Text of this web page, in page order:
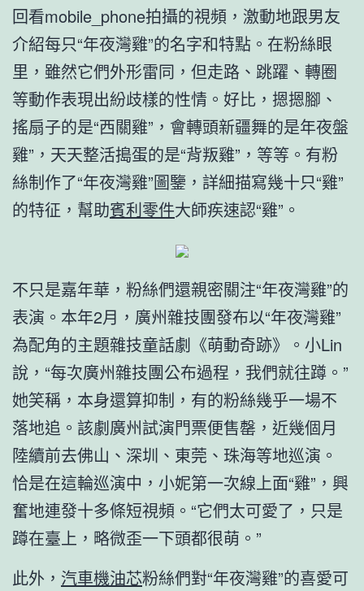
回看mobile_phone拍攝的視頻，激動地跟男友
介紹每只“年夜灣雞”的名字和特點。在粉絲眼
里，雖然它們外形雷同，但走路、跳躍、轉圈
等動作表現出紛歧樣的性情。好比，摁摁腳、
搖扇子的是“西關雞”，會轉頭新疆舞的是年夜盤
雞”，天天整活搗蛋的是“背叛雞”，等等。有粉
絲制作了“年夜灣雞”圖鑒，詳細描寫幾十只“雞”
的特征，幫助賓利零件大師疾速認“雞”。
不只是嘉年華，粉絲們還親密關注“年夜灣雞”的
表演。本年2月，廣州雜技團發布以“年夜灣雞”
為配角的主題雜技童話劇《萌動奇跡》。小Lin
說，“每次廣州雜技團公布過程，我們就往蹲。”
她笑稱，本身還算抑制，有的粉絲幾乎一場不
落地追。該劇廣州試演門票便售罄，近幾個月
陸續前去佛山、深圳、東莞、珠海等地巡演。
恰是在這輪巡演中，小妮第一次線上面“雞”，興
奮地連發十多條短視頻。“它們太可愛了，只是
蹲在臺上，略微歪一下頭都很萌。”
此外， 汽車機油芯粉絲們對“年夜灣雞”的喜愛可